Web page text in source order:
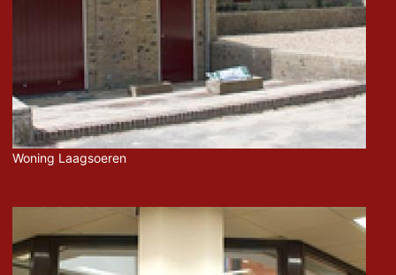
Woning Laagsoeren